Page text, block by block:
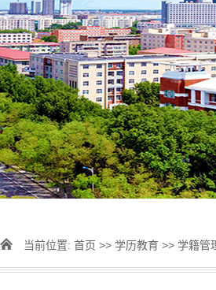
当前位置: 首页 >> 学历教育 >> 学籍管